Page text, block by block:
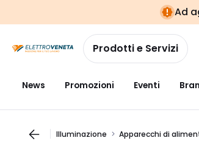
navigazionealla
pagina
Ad
Prodotti e Servizi
News Promozioni Eventi
Illuminazione Apparecchi di